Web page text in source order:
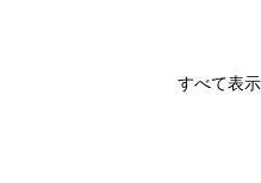
すべて表示